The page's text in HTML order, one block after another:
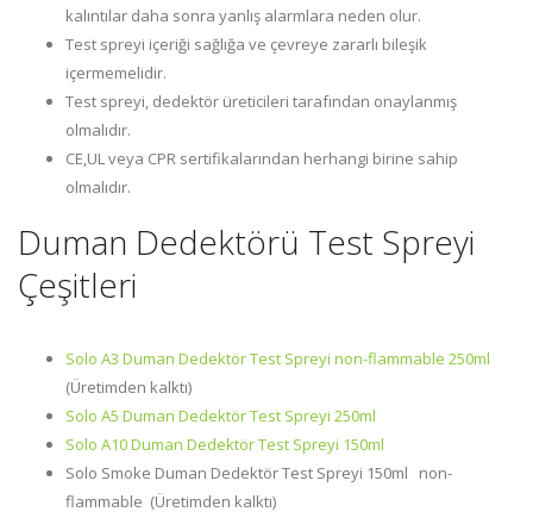
kalıntılar daha sonra yanlış alarmlara neden olur.
Test spreyi içeriği sağlığa ve çevreye zararlı bileşik
içermemelidir.
Test spreyi, dedektör üreticileri tarafından onaylanmış
olmalıdır.
CE,UL veya CPR sertifikalarından herhangi birine sahip
olmalıdır.
Duman Dedektörü Test Spreyi
Çeşitleri
Solo A3 Duman Dedektör Test Spreyi non-flammable 250ml
(Üretimden kalktı)
Solo A5 Duman Dedektör Test Spreyi 250ml
Solo A10 Duman Dedektör Test Spreyi 150ml
Solo Smoke Duman Dedektör Test Spreyi 150ml non-
flammable (Üretimden kalktı)